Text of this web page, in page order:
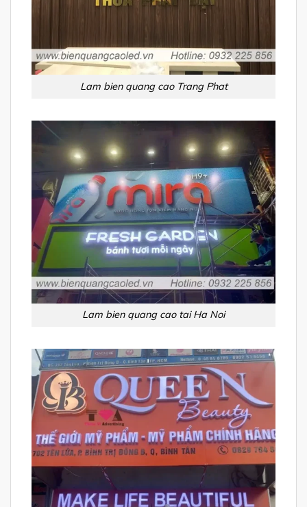
Lam bien quang cao Trang Phat
Lam bien quang cao tai Ha Noi